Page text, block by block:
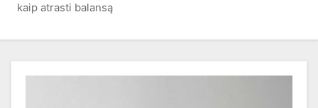
kaip atrasti balansą